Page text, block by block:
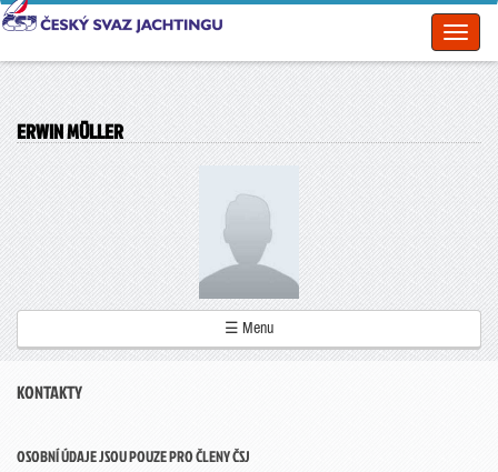
ERWIN MÜLLER
☰ Menu
KONTAKTY
OSOBNÍ ÚDAJE JSOU POUZE PRO ČLENY ČSJ